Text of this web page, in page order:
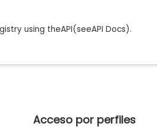
using theAPI(seeAPI Docs).
Acceso por perfiles